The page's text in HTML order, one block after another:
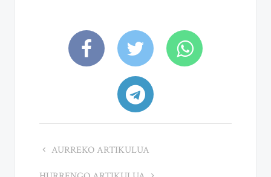
AURREKO ARTIKULUA